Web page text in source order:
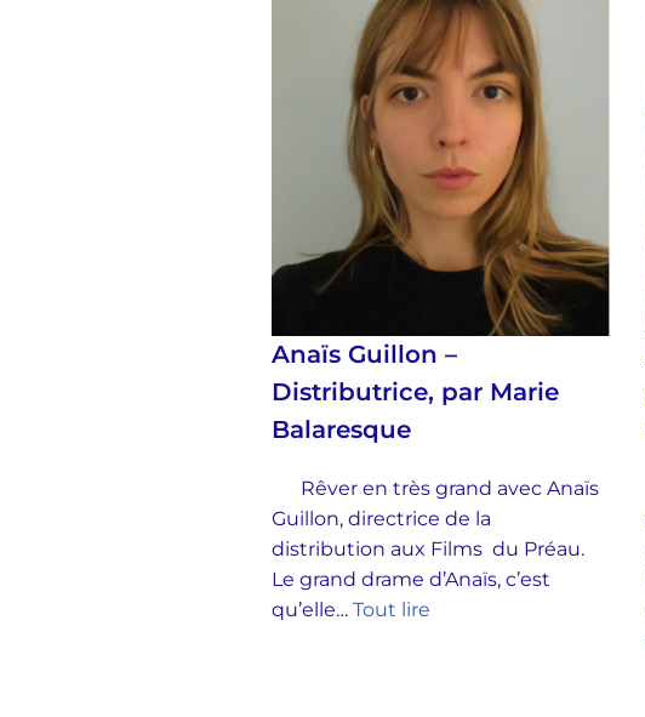
Anaïs Guillon –
Distributrice, par Marie
Balaresque
Rêver en très grand avec Anaïs
Guillon, directrice de la
distribution aux Films du Préau.
Le grand drame d’Anaïs, c’est
qu’elle… Tout lire